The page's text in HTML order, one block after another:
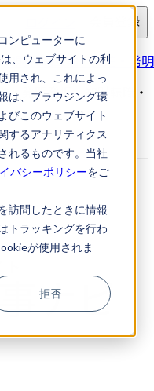
ンピューターに
、ウェブサイトの利
用され、これによっ
は、ブラウジング環
びこのウェブサイト
するアナリティクス
れるものです。当社
バシーポリシーをご
訪問したときに情報
トラッキングを行わ
が使用されま
拒否
会員登録
財戦略立案・推進・発
・発明発掘｜知財転職・